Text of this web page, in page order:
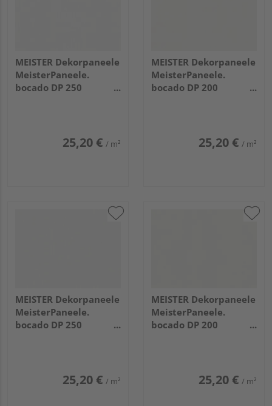
MEISTER Dekorpaneele
MeisterPaneele.
bocado DP 250
25,20 € / m²
MEISTER Dekorpaneele
MeisterPaneele.
bocado DP 200
25,20 € / m²
MEISTER Dekorpaneele
MeisterPaneele.
bocado DP 250
25,20 € / m²
MEISTER Dekorpaneele
MeisterPaneele.
bocado DP 200
25,20 € / m²